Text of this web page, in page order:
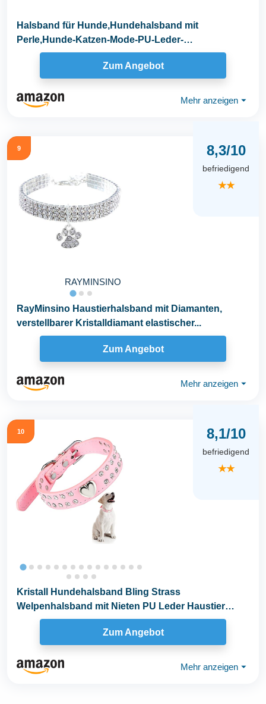
Halsband für Hunde,Hundehalsband mit
Perle,Hunde-Katzen-Mode-PU-Leder-
Perlenhalsband mit...
Zum Angebot
Mehr anzeigen ⏷
9
RAYMINSINO
8,3/10
befriedigend
★★
RayMinsino Haustierhalsband mit Diamanten,
verstellbarer Kristalldiamant elastischer...
Zum Angebot
Mehr anzeigen ⏷
10 8,1/10
befriedigend
★★
Kristall Hundehalsband Bling Strass
Welpenhalsband mit Nieten PU Leder Haustier
Halsband...
Zum Angebot
Mehr anzeigen ⏷